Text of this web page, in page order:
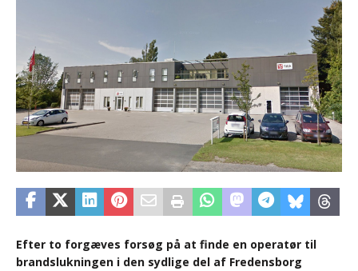
Efter to forgæves forsøg på at finde en operatør til
brandslukningen i den sydlige del af Fredensborg